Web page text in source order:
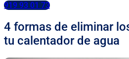
919 93 01 73
4 formas de eliminar
tu calentador de agua